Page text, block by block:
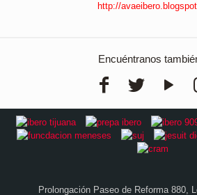
http://
Encuéntranos
Prolongación Paseo de Reforma 880,